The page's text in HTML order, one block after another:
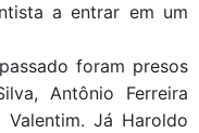
a entrar em um
foram presos
Antônio Ferreira
Valentim. Já Haroldo